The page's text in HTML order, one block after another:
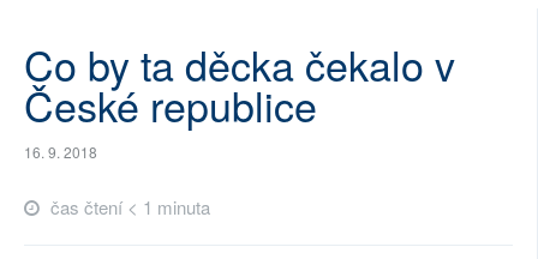
ARCHIV
ROZHOVORY
TÉMATA
NEJČTENĚJŠÍ ZA 7 DNÍ
Co by ta děcka čekalo v
České republice
16. 9. 2018
čas čtení < 1 minuta